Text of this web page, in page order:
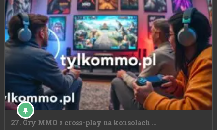
27. Gry MMO z cross-play na konsolach …